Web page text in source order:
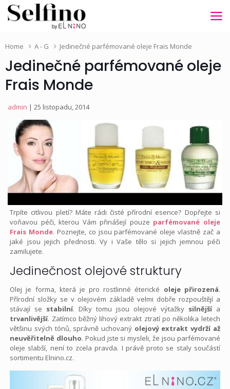
Home A - G Jedinečné parfémované oleje Frais Monde
Jedinečné parfémované oleje
Frais Monde
admin | 25 listopadu, 2014
Trpíte citlivou pletí? Máte rádi čisté přírodní esence? Dopřejte si
voňavou péči, kterou Vám přinášejí pouze parfémované oleje
Frais Monde. Poznejte, co jsou parfémované oleje vlastně zač a
jaké jsou jejich přednosti. Vy i Vaše tělo si jejich jemnou péči
zamilujete.
Jedinečnost olejové struktury
Olej je forma, která je pro rostlinné éterické oleje přirozená.
Přírodní složky se v olejovém základě velmi dobře rozpouštějí a
stávají se stabilní. Díky tomu jsou olejové výtažky silnějšía
trvanlivější. Zatímco běžný lihový extrakt ztratí po několika letech
většinu svých tónů, správně uchovaný olejový extrakt vydrží až
neuvěřitelně dlouho. Pokud jste si mysleli, že jsou parfémované
oleje slabší, není to zcela pravda. I právě proto se staly součástí
sortimentu Elnino.cz.